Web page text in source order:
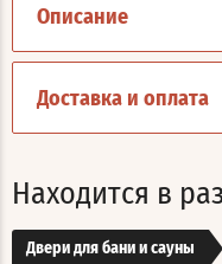
Описание
Доставка и оплата
Находится в
Двери для бани и сауны